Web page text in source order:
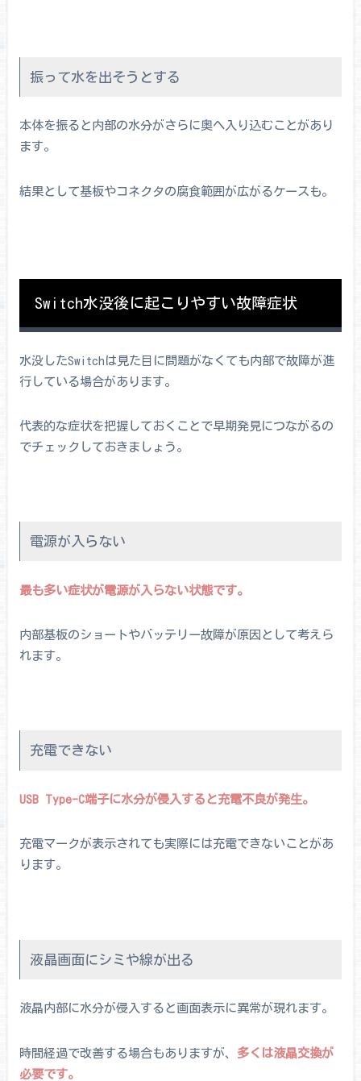
振って水を出そうとする
本体を振ると内部の水分がさらに奥へ入り込むことがあり
ます。
結果として基板やコネクタの腐食範囲が広がるケースも。
Switch水没後に起こりやすい故障症状
水没したSwitchは見た目に問題がなくても内部で故障が進
行している場合があります。
代表的な症状を把握しておくことで早期発見につながるの
でチェックしておきましょう。
電源が入らない
最も多い症状が電源が入らない状態です。
内部基板のショートやバッテリー故障が原因として考えら
れます。
充電できない
USB Type-C端子に水分が侵入すると充電不良が発生。
充電マークが表示されても実際には充電できないことがあ
ります。
液晶画面にシミや線が出る
液晶内部に水分が侵入すると画面表示に異常が現れます。
時間経過で改善する場合もありますが、 多くは液晶交換が
必要です。